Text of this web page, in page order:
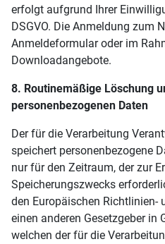
erfolgt aufgrund Ihrer
DSGVO. Die Anmeldung zum
Anmeldeformular oder im
Downloadangebote.
8. Routinemäßige Löschung
personenbezogenen Daten
Der für die Verarbeitung
speichert personenbezogene
nur für den Zeitraum, der zur
Speicherungszwecks
den Europäischen Richtlinien-
einen anderen Gesetzgeber in
welchen der für die